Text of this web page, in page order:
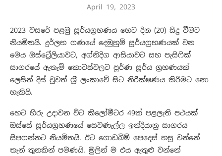
April 19, 2023
2023 වසරේ පළමු සූර්යග්‍රහණය හෙට දින (20) සිදු වීමට
නියමිතයි. දුර්ලභ ගණයේ දෙමුහුම් සූර්යග්‍රහණයක් වන
මෙය ඔස්ට්‍රේලියාවට, අග්නිදිග ආසියාවට සහ පැසිෆික්
සාගරයේ ඇතැම් කොටස්වලට පූර්ණ සූර්ය ග්‍රහණයක්
ලෙසින් දිස් වූවත් ශ්‍රී ලංකාවේ සිට නිරීක්ෂණය කිරීමට නො
හැකියි.
හෙට හිරු උදාවන විට කිලෝමීටර 49ක් පළලැති පථයක්
ඔස්සේ සූර්යග්‍රහණයේ සෙවණැල්ල ඉන්දියානු සාගරය
සිපගන්නට නියමිතයි. ඊට ගොඩබිම් පෙදෙස් හසු වන්නේ
තැන් තුනකින් පමණයි. මුලින් ම එය ඇතුළු වන්නේ